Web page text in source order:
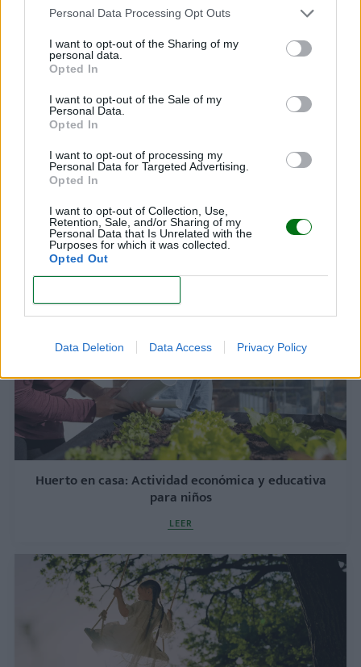
Personal Data Processing Opt Outs
I want to opt-out of the Sharing of my
personal data.
Opted In
I want to opt-out of the Sale of my
Personal Data.
Opted In
I want to opt-out of processing my
Personal Data for Targeted Advertising.
Opted In
I want to opt-out of Collection, Use,
Retention, Sale, and/or Sharing of my
Personal Data that Is Unrelated with the
Purposes for which it was collected.
Opted Out
Data Deletion Data Access Privacy Policy
LEER
Las mejores y peores caricaturas para niños
según expertos
LEER
Huerto en casa: Actividad económica y educativa
para niños
LEER